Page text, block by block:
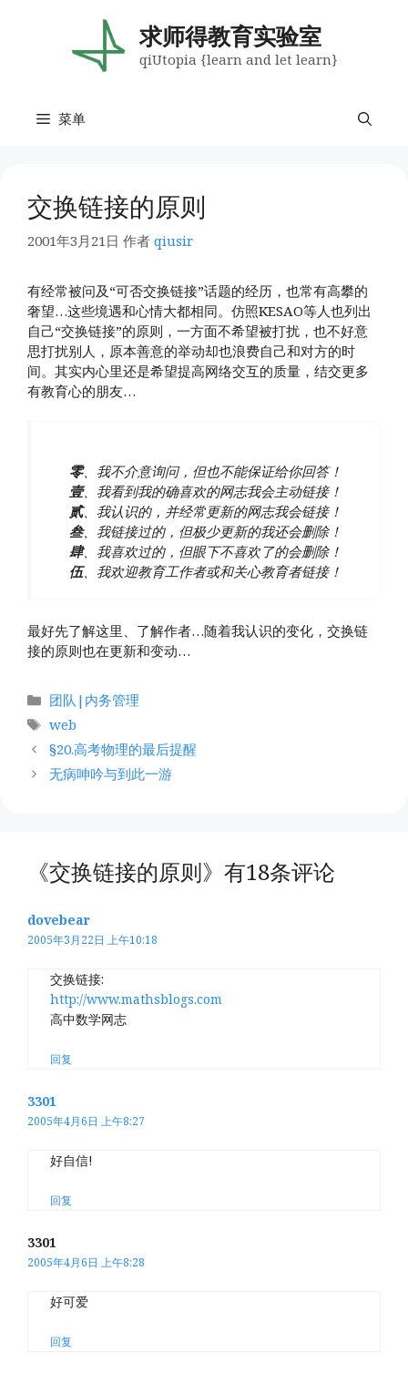
求师得教育实验室
qiUtopia {learn and let learn}
菜单
交换链接的原则
2001年3月21日 作者 qiusir
有经常被问及“可否交换链接”话题的经历，也常有高攀的
奢望…这些境遇和心情大都相同。仿照KESAO等人也列出
自己“交换链接”的原则，一方面不希望被打扰，也不好意
思打扰别人，原本善意的举动却也浪费自己和对方的时
间。其实内心里还是希望提高网络交互的质量，结交更多
有教育心的朋友…
零、我不介意询问，但也不能保证给你回答！
壹、我看到我的确喜欢的网志我会主动链接！
贰、我认识的，并经常更新的网志我会链接！
叁、我链接过的，但极少更新的我还会删除！
肆、我喜欢过的，但眼下不喜欢了的会删除！
伍、我欢迎教育工作者或和关心教育者链接！
最好先了解这里、了解作者…随着我认识的变化，交换链
接的原则也在更新和变动…
分
团队|内务管理
标
签
web
§20.高考物理的最后提醒
无病呻吟与到此一游
《交换链接的原则》有18条评论
dovebear
2005年3月22日 上午10:18
交换链接:
http://www.mathsblogs.com
高中数学网志
回复
3301
2005年4月6日 上午8:27
好自信!
回复
3301
2005年4月6日 上午8:28
好可爱
回复